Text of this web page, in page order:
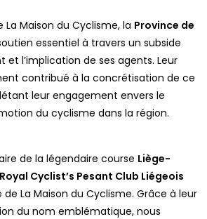
Maison du Cyclisme, la Province de
essentiel à travers un subside
et l’implication de ses agents. Leur
contribué à la concrétisation de ce
leur engagement envers le
du cyclisme dans la région.
de la légendaire course Liège-
Royal Cyclist’s Pesant Club Liégeois
La Maison du Cyclisme. Grâce à leur
du nom emblématique, nous